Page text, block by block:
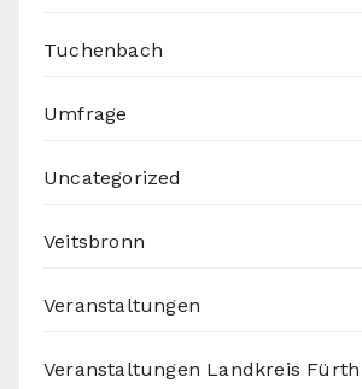
Tuchenbach
Umfrage
Uncategorized
Veitsbronn
Veranstaltungen
Veranstaltungen Landkreis Fürth